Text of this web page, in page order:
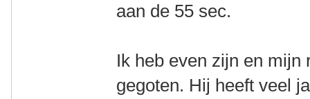
aan de 55 sec.
Ik heb even zijn en
gegoten. Hij heeft veel